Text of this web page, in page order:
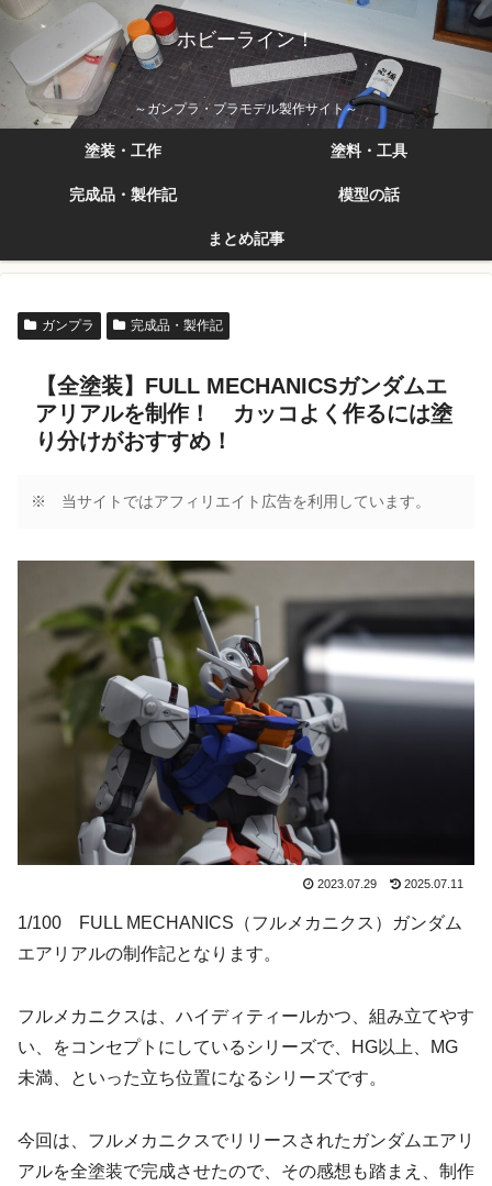
ホビーライン！
～ガンプラ・プラモデル製作サイト～
塗装・工作 塗料・工具
完成品・製作記 模型の話
まとめ記事
ガンプラ 完成品・製作記
【全塗装】FULL MECHANICSガンダムエ
アリアルを制作！ カッコよく作るには塗
り分けがおすすめ！
※ 当サイトではアフィリエイト広告を利用しています。
2023.07.29 2025.07.11
1/100 FULL MECHANICS（フルメカニクス）ガンダム
エアリアルの制作記となります。
フルメカニクスは、ハイディティールかつ、組み立てやす
い、をコンセプトにしているシリーズで、HG以上、MG
未満、といった立ち位置になるシリーズです。
今回は、フルメカニクスでリリースされたガンダムエアリ
アルを全塗装で完成させたので、その感想も踏まえ、制作